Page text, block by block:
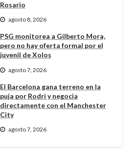
Rosario
agosto 8, 2026
PSG monitorea a Gilberto Mora,
pero no hay oferta formal por el
juvenil de Xolos
agosto 7, 2026
El Barcelona gana terreno en la
puja por Rodri y negocia
directamente con el Manchester
City
agosto 7, 2026